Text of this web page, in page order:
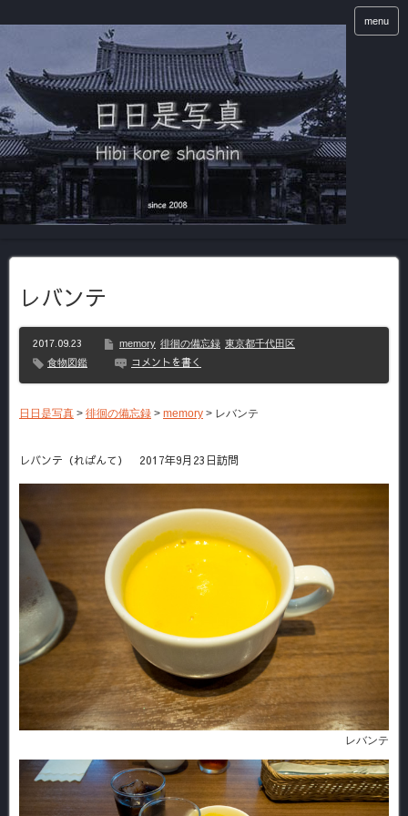
menu
レバンテ
2017.09.23 memory 徘徊の備忘録 東京都千代田区
食物図鑑
コメントを書く
日日是写真 > 徘徊の備忘録 > memory > レバンテ
レバンテ（ればんて） 2017年9月23日訪問
レバンテ